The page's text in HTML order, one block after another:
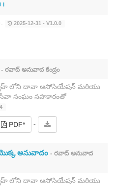
2025-12-31 - V1.0.0
- రవాద్ అనువాద కేంద్రం
లోని దావా అసోసియేషన్ మరియు
సంఘం సహకారంతో
PDF* -
అనువాదం - రవాద్ అనువాద
లోని దావా అసోసియేషన్ మరియు